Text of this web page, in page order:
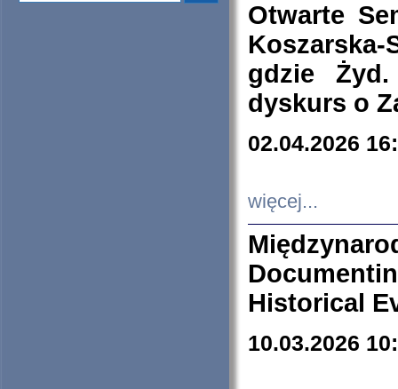
Otwarte
Koszarska-
gdzie
dyskurs o
02.04.2026
więcej...
Historical
10.03.2026